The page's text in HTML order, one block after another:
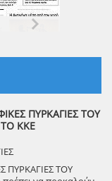
ΠΥΡΚΑΓΙΕΣ ΤΟΥ
ΚΚΕ
ΠΥΡΚΑΓΙΕΣ ΤΟΥ